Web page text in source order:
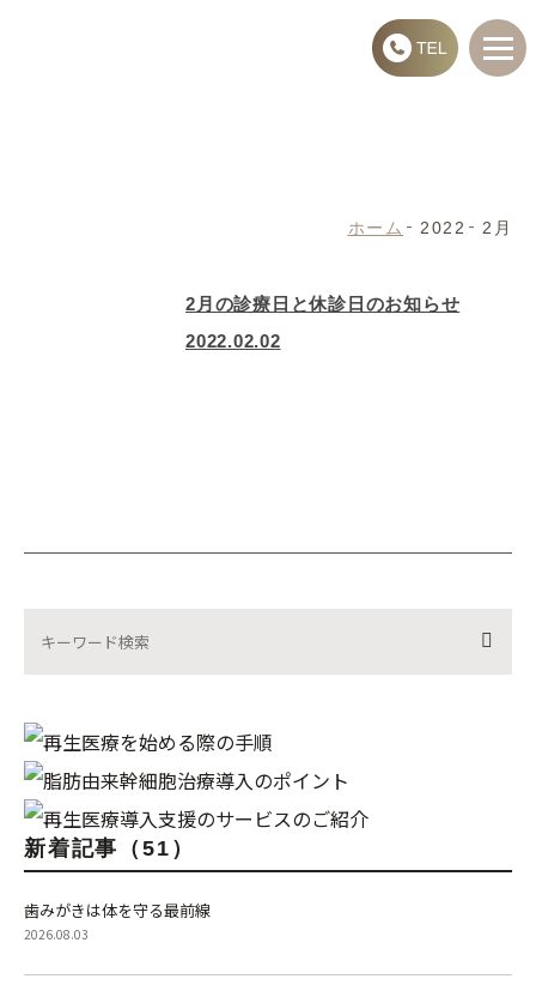
ホーム 2022 2月
2月の診療日と休診日のお知らせ
2022.02.02
新着記事（51）
歯みがきは体を守る最前線
2026.08.03